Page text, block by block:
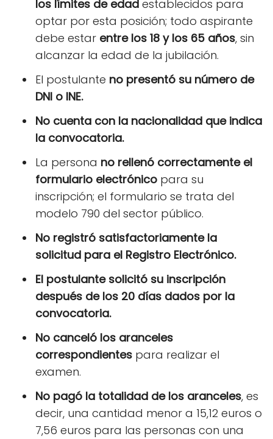
los límites de edad establecidos para
optar por esta posición; todo aspirante
debe estar entre los 18 y los 65 años, sin
alcanzar la edad de la jubilación.
El postulante no presentó su número de
DNI o INE.
No cuenta con la nacionalidad que indica
la convocatoria.
La persona no rellenó correctamente el
formulario electrónico para su
inscripción; el formulario se trata del
modelo 790 del sector público.
No registró satisfactoriamente la
solicitud para el Registro Electrónico.
El postulante solicitó su inscripción
después de los 20 días dados por la
convocatoria.
No canceló los aranceles
correspondientes para realizar el
examen.
No pagó la totalidad de los aranceles, es
decir, una cantidad menor a 15,12 euros o
7,56 euros para las personas con una